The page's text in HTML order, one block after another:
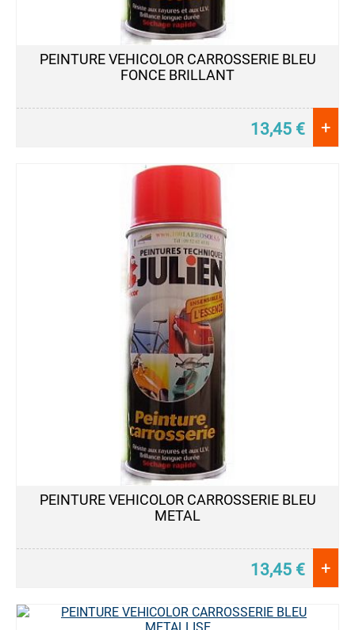
PEINTURE VEHICOLOR CARROSSERIE BLEU
FONCE BRILLANT
13,45 € +
PEINTURE VEHICOLOR CARROSSERIE BLEU
METAL
13,45 € +